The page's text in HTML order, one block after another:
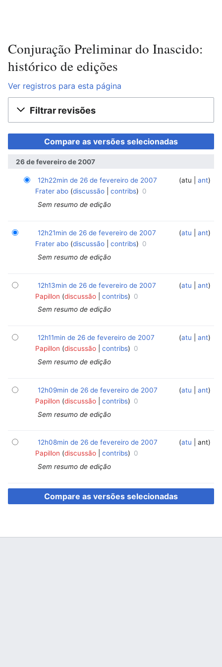
Conjuração Preliminar do Inascido:
histórico de edições
Ver registros para esta página
Filtrar revisões
26 de fevereiro de 2007
atu ant
12h22min de 26 de fevereiro de 2007
Frater abo discussão contribs
0
Sem resumo de edição
atu ant
12h21min de 26 de fevereiro de 2007
Frater abo discussão contribs
0
Sem resumo de edição
atu ant
12h13min de 26 de fevereiro de 2007
Papillon
discussão contribs
0
Sem resumo de edição
atu ant
12h11min de 26 de fevereiro de 2007
Papillon
discussão contribs
0
Sem resumo de edição
atu ant
12h09min de 26 de fevereiro de 2007
Papillon
discussão contribs
0
Sem resumo de edição
atu ant
12h08min de 26 de fevereiro de 2007
Papillon
discussão contribs
0
Sem resumo de edição